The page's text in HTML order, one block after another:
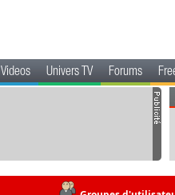
Videos Univers TV Forums